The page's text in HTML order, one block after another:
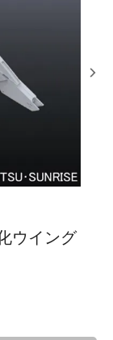
ウイング